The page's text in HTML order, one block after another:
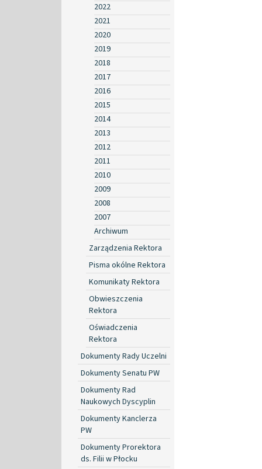
2022
2021
2020
2019
2018
2017
2016
2015
2014
2013
2012
2011
2010
2009
2008
2007
Archiwum
Zarządzenia Rektora
Pisma okólne Rektora
Komunikaty Rektora
Obwieszczenia
Rektora
Oświadczenia
Rektora
Dokumenty Rady Uczelni
Dokumenty Senatu PW
Dokumenty Rad
Naukowych Dyscyplin
Dokumenty Kanclerza
PW
Dokumenty Prorektora
ds. Filii w Płocku